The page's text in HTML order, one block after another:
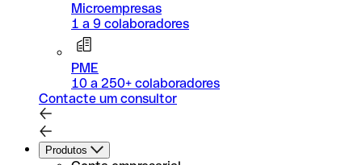
Microempresas
1 a 9 colaboradores
PME
10 a 250+ colaboradores
Contacte um consultor
Produtos